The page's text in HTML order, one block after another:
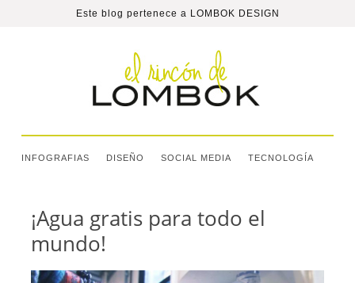
Este blog pertenece a LOMBOK DESIGN
INFOGRAFIAS DISEÑO SOCIAL MEDIA TECNOLOGÍA
¡Agua gratis para todo el
mundo!